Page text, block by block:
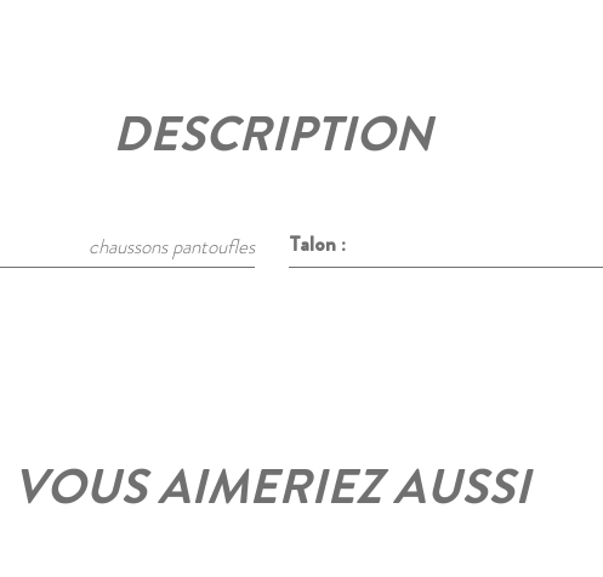
DESCRIPTION
chaussons pantoufles Talon :
VOUS AIMERIEZ AUSSI